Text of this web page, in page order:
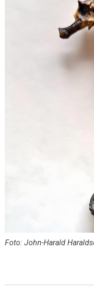
Foto: John-Harald